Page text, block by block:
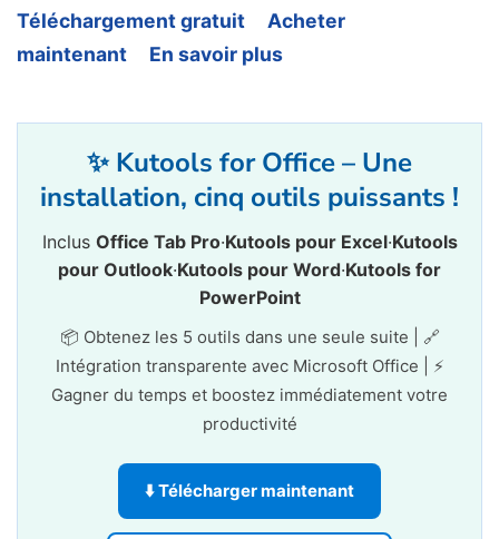
Téléchargement gratuit
Acheter
maintenant
En savoir plus
✨ Kutools for Office – Une
installation, cinq outils puissants !
Inclus Office Tab Pro·Kutools pour Excel·Kutools
pour Outlook·Kutools pour Word·Kutools for
PowerPoint
📦 Obtenez les 5 outils dans une seule suite | 🔗
Intégration transparente avec Microsoft Office | ⚡
Gagner du temps et boostez immédiatement votre
productivité
⬇️ Télécharger maintenant